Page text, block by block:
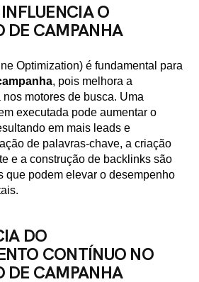
O
DE CAMPANHA
Optimization) é fundamental para
, pois melhora a
motores de busca. Uma
executada pode aumentar o
em mais leads e
de palavras-chave, a criação
e a construção de backlinks são
que podem elevar o desempenho
DO
CONTÍNUO NO
DE CAMPANHA